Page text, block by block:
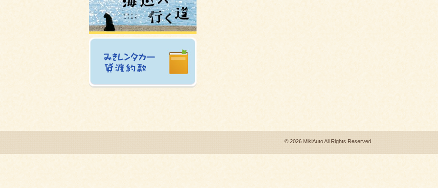
© 2026 MikiAuto All Rights Reserved.